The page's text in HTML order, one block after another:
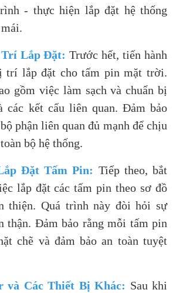
- thực hiện lắp đặt hệ thống
Lắp Đặt: Trước hết, tiến hành
trí lắp đặt cho tấm pin mặt trời.
gồm việc làm sạch và chuẩn bị
các kết cấu liên quan. Đảm bảo
phận liên quan đủ mạnh để chịu
bộ hệ thống.
Đặt Tấm Pin: Tiếp theo, bắt
lắp đặt các tấm pin theo sơ đồ
thiện. Quá trình này đòi hỏi sự
thận. Đảm bảo rằng mỗi tấm pin
chẽ và đảm bảo an toàn tuyệt
và Các Thiết Bị Khác: Sau khi